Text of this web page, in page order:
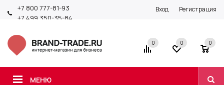
+7 800 777-81-93
+7 499 350-35-84
Вход Регистрация
МЕНЮ
0 0 0